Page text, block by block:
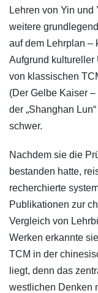
Lehren von Yin und
weitere
auf dem Lehrplan –
Aufgrund kultureller
von klassischen
(Der Gelbe Kaiser
der „Shanghan
schwer.
Nachdem sie die
bestanden hatte,
recherchierte
Publikationen zur
Vergleich von
Werken erkannte
TCM in der
liegt, denn das
westlichen Denken